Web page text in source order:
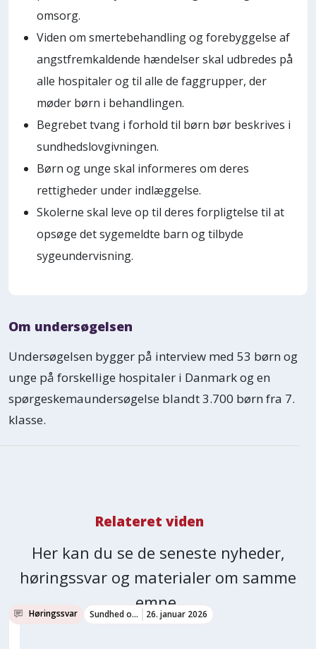
omsorg.
Viden om smertebehandling og forebyggelse af
angstfremkaldende hændelser skal udbredes på
alle hospitaler og til alle de faggrupper, der
møder børn i behandlingen.
Begrebet tvang i forhold til børn bør beskrives i
sundhedslovgivningen.
Børn og unge skal informeres om deres
rettigheder under indlæggelse.
Skolerne skal leve op til deres forpligtelse til at
opsøge det sygemeldte barn og tilbyde
sygeundervisning.
Om undersøgelsen
Undersøgelsen bygger på interview med 53 børn og
unge på forskellige hospitaler i Danmark og en
spørgeskemaundersøgelse blandt 3.700 børn fra 7.
klasse.
Relateret viden
Her kan du se de seneste nyheder,
høringssvar og materialer om samme
emne.
Høringssvar Sundhed og trivsel 26. januar 2026